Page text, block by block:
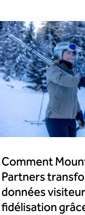
Comment
Partners
données
fidélisation